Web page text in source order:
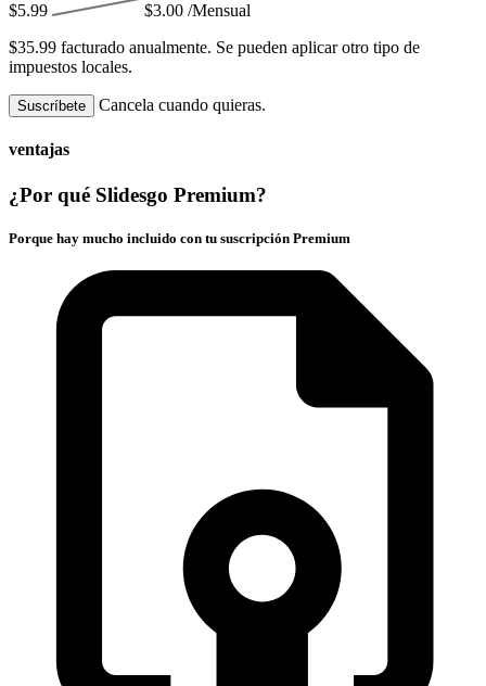
$5.99 $3.00 /Mensual
$35.99 facturado anualmente. Se pueden aplicar otro tipo de
impuestos locales.
Suscríbete Cancela cuando quieras.
ventajas
¿Por qué Slidesgo Premium?
Porque hay mucho incluido con tu suscripción Premium